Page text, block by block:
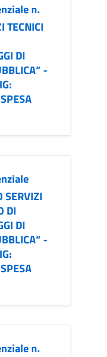
n.
TECNICI
DI
-
DI
DI
-
n.